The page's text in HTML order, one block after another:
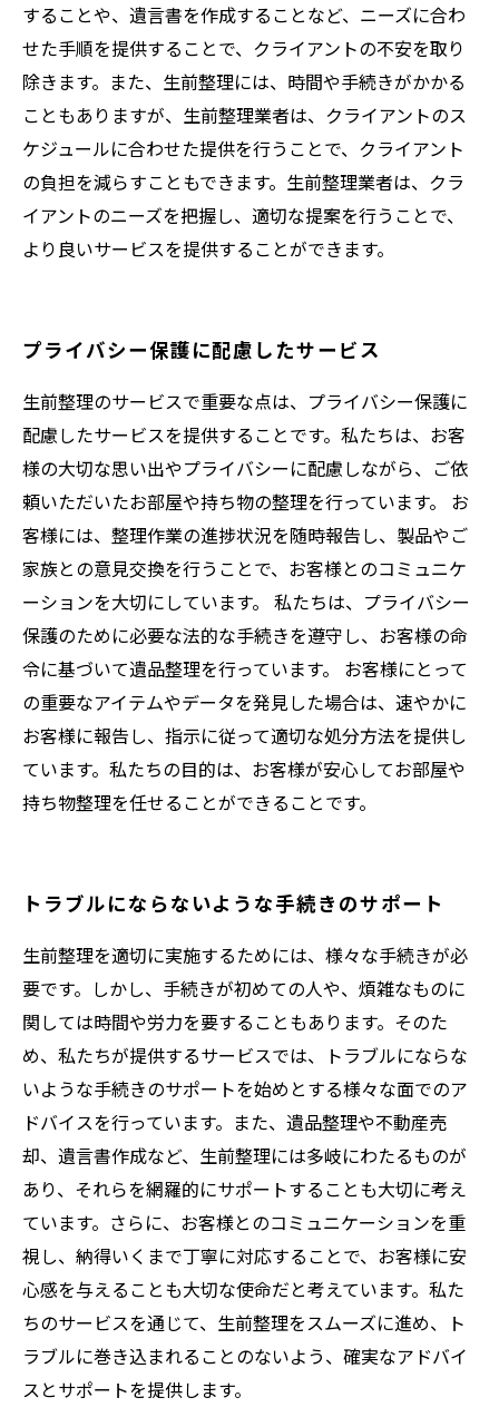
することや、遺言書を作成することなど、ニーズに合わ
せた手順を提供することで、クライアントの不安を取り
除きます。また、生前整理には、時間や手続きがかかる
こともありますが、生前整理業者は、クライアントのス
ケジュールに合わせた提供を行うことで、クライアント
の負担を減らすこともできます。生前整理業者は、クラ
イアントのニーズを把握し、適切な提案を行うことで、
より良いサービスを提供することができます。
プライバシー保護に配慮したサービス
生前整理のサービスで重要な点は、プライバシー保護に
配慮したサービスを提供することです。私たちは、お客
様の大切な思い出やプライバシーに配慮しながら、ご依
頼いただいたお部屋や持ち物の整理を行っています。 お
客様には、整理作業の進捗状況を随時報告し、製品やご
家族との意見交換を行うことで、お客様とのコミュニケ
ーションを大切にしています。 私たちは、プライバシー
保護のために必要な法的な手続きを遵守し、お客様の命
令に基づいて遺品整理を行っています。 お客様にとって
の重要なアイテムやデータを発見した場合は、速やかに
お客様に報告し、指示に従って適切な処分方法を提供し
ています。私たちの目的は、お客様が安心してお部屋や
持ち物整理を任せることができることです。
トラブルにならないような手続きのサポート
生前整理を適切に実施するためには、様々な手続きが必
要です。しかし、手続きが初めての人や、煩雑なものに
関しては時間や労力を要することもあります。そのた
め、私たちが提供するサービスでは、トラブルにならな
いような手続きのサポートを始めとする様々な面でのア
ドバイスを行っています。また、遺品整理や不動産売
却、遺言書作成など、生前整理には多岐にわたるものが
あり、それらを網羅的にサポートすることも大切に考え
ています。さらに、お客様とのコミュニケーションを重
視し、納得いくまで丁寧に対応することで、お客様に安
心感を与えることも大切な使命だと考えています。私た
ちのサービスを通じて、生前整理をスムーズに進め、ト
ラブルに巻き込まれることのないよう、確実なアドバイ
スとサポートを提供します。